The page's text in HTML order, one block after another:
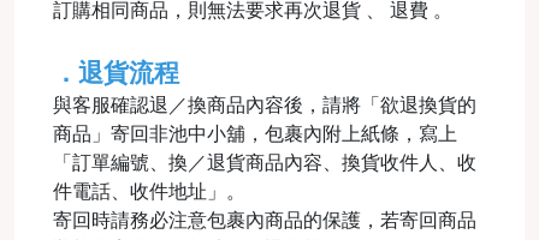
訂購相同商品，則無法要求再次退貨 、 退費 。
．退貨流程
與客服確認退／換商品內容後，請將「欲退換貨的
商品」寄回非池中小舖，包裹內附上紙條，寫上
「訂單編號、換／退貨商品內容、換貨收件人、收
件電話、收件地址」。
寄回時請務必注意包裹內商品的保護，若寄回商品